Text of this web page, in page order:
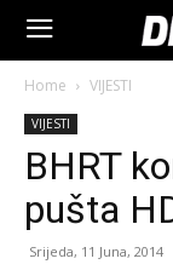
Home VIJESTI
VIJESTI
BHRT
pušta
Srijeda, 11 Juna, 2014